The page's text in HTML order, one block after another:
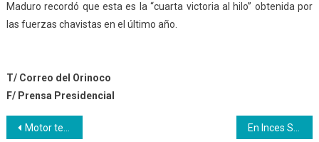
Maduro recordó que esta es la “cuarta victoria al hilo” obtenida por
las fuerzas chavistas en el último año.
T/ Correo del Orinoco
F/ Prensa Presidencial
Navegación
Motor textil se fortalece en Inces Yaracuy con formación de Mujeres Productivas